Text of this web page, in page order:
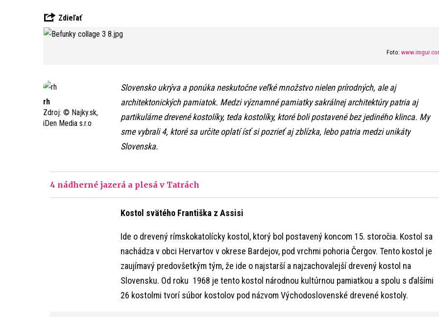
Zdieľať
Foto:
rh
Zdroj: © Najky.sk,
iDen Media s.r.o
Slovensko ukrýva a ponúka neskutočne veľké množstvo nielen prírodných, ale aj
architektonických pamiatok. Medzi významné pamiatky sakrálnej architektúry patria aj
partikulárne drevené kostolíky, teda kostolíky, ktoré boli postavené bez jediného klinca. My
sme vybrali 4, ktoré sa určite oplatí ísť si pozrieť aj zblízka, lebo patria medzi unikáty
Slovenska.
4 nádherné jazerá a plesá v Tatrách
Kostol svätého Františka z Assisi
Ide o drevený rímskokatolícky kostol, ktorý bol postavený koncom 15. storočia. Kostol sa
nachádza v obci Hervartov v okrese Bardejov, pod vrchmi pohoria Čergov. Tento kostol je
zaujímavý predovšetkým tým, že ide o najstarší a najzachovalejší drevený kostol na
Slovensku. Od roku 1968 je tento kostol národnou kultúrnou pamiatkou a spolu s ďalšími
26 kostolmi tvorí súbor kostolov pod názvom Východoslovenské drevené kostoly.